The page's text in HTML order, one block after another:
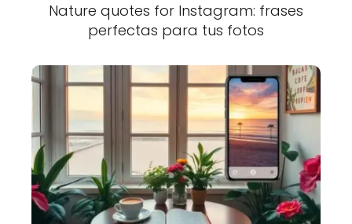
Nature quotes for Instagram: frases
perfectas para tus fotos